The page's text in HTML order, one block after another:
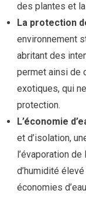
des plantes et
La protection
environnement
abritant des
permet ainsi de
exotiques, qui
protection.
L’économie
et d’isolation,
l’évaporation
d’humidité
économies